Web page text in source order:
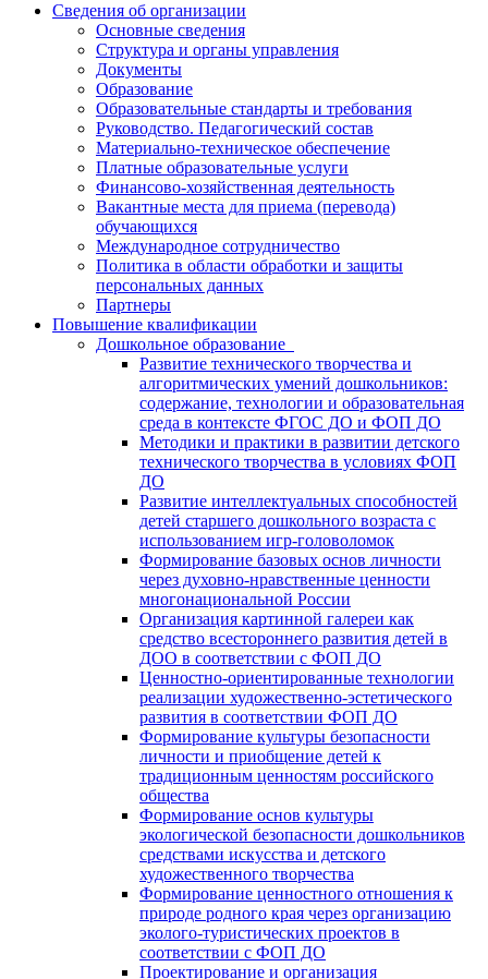
Сведения об организации
Основные сведения
Структура и органы управления
Документы
Образование
Образовательные стандарты и требования
Руководство. Педагогический состав
Материально-техническое обеспечение
Платные образовательные услуги
Финансово-хозяйственная деятельность
Вакантные места для приема (перевода)
обучающихся
Международное сотрудничество
Политика в области обработки и защиты
персональных данных
Партнеры
Повышение квалификации
Дошкольное образование
Развитие технического творчества и
алгоритмических умений дошкольников:
содержание, технологии и образовательная
среда в контексте ФГОС ДО и ФОП ДО
Методики и практики в развитии детского
технического творчества в условиях ФОП
ДО
Развитие интеллектуальных способностей
детей старшего дошкольного возраста с
использованием игр-головоломок
Формирование базовых основ личности
через духовно-нравственные ценности
многонациональной России
Организация картинной галереи как
средство всестороннего развития детей в
ДОО в соответствии с ФОП ДО
Ценностно-ориентированные технологии
реализации художественно-эстетического
развития в соответствии ФОП ДО
Формирование культуры безопасности
личности и приобщение детей к
традиционным ценностям российского
общества
Формирование основ культуры
экологической безопасности дошкольников
средствами искусства и детского
художественного творчества
Формирование ценностного отношения к
природе родного края через организацию
эколого-туристических проектов в
соответствии с ФОП ДО
Проектирование и организация